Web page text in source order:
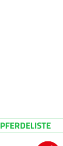
PFERDELISTE